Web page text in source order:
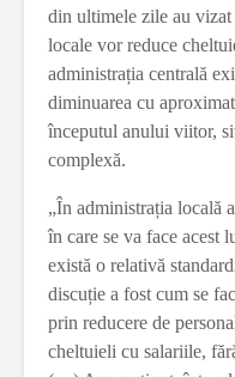
din ultimele zile au
locale vor reduce
administrația centrală
diminuarea cu
începutul anului viitor,
complexă.
„În administrația locală
în care se va face
există o relativă
discuție a fost cum se
prin reducere de
cheltuieli cu salariile,